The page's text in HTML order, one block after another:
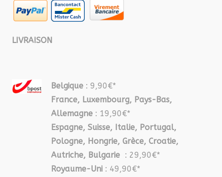
LIVRAISON
Belgique : 9,90€*
France, Luxembourg, Pays-Bas,
Allemagne : 19,90€*
Espagne, Suisse, Italie, Portugal,
Pologne, Hongrie, Grèce, Croatie,
Autriche, Bulgarie : 29,90€*
Royaume-Uni : 49,90€*